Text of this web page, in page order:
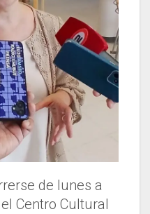
de lunes a
Centro Cultural